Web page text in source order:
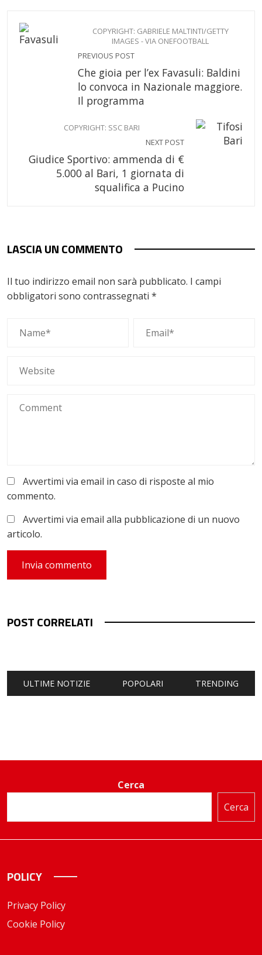
COPYRIGHT: GABRIELE MALTINTI/GETTY
IMAGES - VIA ONEFOOTBALL
PREVIOUS POST
Che gioia per l’ex Favasuli: Baldini
lo convoca in Nazionale maggiore.
Il programma
COPYRIGHT: SSC BARI
NEXT POST
Giudice Sportivo: ammenda di €
5.000 al Bari, 1 giornata di
squalifica a Pucino
LASCIA UN COMMENTO
Il tuo indirizzo email non sarà pubblicato. I campi
obbligatori sono contrassegnati *
Avvertimi via email in caso di risposte al mio
commento.
Avvertimi via email alla pubblicazione di un nuovo
articolo.
POST CORRELATI
ULTIME NOTIZIE POPOLARI TRENDING
Cerca
Cerca
POLICY
Privacy Policy
Cookie Policy